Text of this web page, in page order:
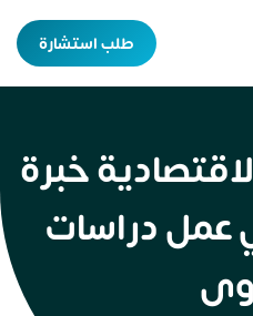
طلب استشارة
خبرة
عمل دراسات